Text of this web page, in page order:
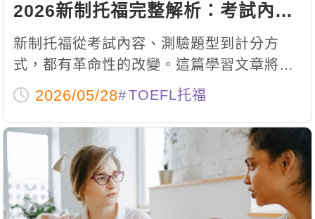
2026新制托福完整解析：考試內容
與題型變化總整理
新制托福從考試內容、測驗題型到計分方
式，都有革命性的改變。這篇學習文章將為
大家完整分析2026新制托福的題型、內容變
化，並附上最新CEFR分數對照表與美國名
校申請門檻。
2026/05/28 TOEFL托福